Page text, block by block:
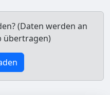
(Daten werden an
übertragen)